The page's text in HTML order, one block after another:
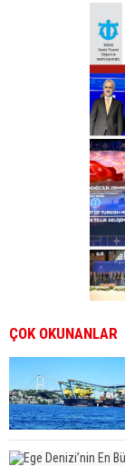
ÇOK OKUNANLAR